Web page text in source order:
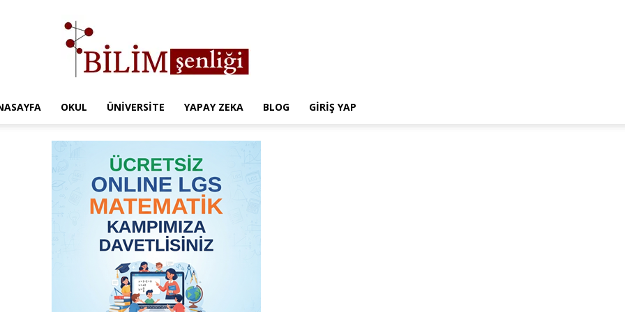
Eğitim
Kampüsü
OKUL ÜNIVERSITE YAPAY ZEKA BLOG GIRIŞ YAP